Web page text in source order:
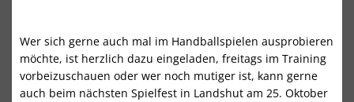
Wer sich gerne auch mal im Handballspielen ausprobieren
möchte, ist herzlich dazu eingeladen, freitags im Training
vorbeizuschauen oder wer noch mutiger ist, kann gerne
auch beim nächsten Spielfest in Landshut am 25. Oktober